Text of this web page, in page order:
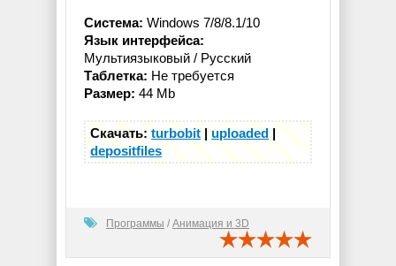
Система: Windows 7/8/8.1/10
Язык интерфейса:
Мультиязыковый / Русский
Таблетка: Не требуется
Размер: 44 Mb
Скачать:turbobit | uploaded |
depositfiles
Программы / Анимация и 3D